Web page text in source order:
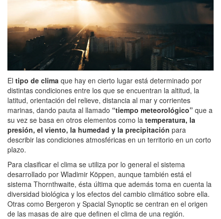
El tipo de clima que hay en cierto lugar está determinado por
distintas condiciones entre los que se encuentran la altitud, la
latitud, orientación del relieve, distancia al mar y corrientes
marinas, dando pauta al llamado “tiempo meteorológico” que a
su vez se basa en otros elementos como la temperatura, la
presión, el viento, la humedad y la precipitación para
describir las condiciones atmosféricas en un territorio en un corto
plazo.
Para clasificar el clima se utiliza por lo general el sistema
desarrollado por Wladimir Köppen, aunque también está el
sistema Thornthwaite, ésta última que además toma en cuenta la
diversidad biológica y los efectos del cambio climático sobre ella.
Otras como Bergeron y Spacial Synoptic se centran en el origen
de las masas de aire que definen el clima de una región.